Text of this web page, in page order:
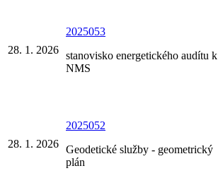
28. 1. 2026
2025053
stanovisko energetického audítu k
NMS
28. 1. 2026
2025052
Geodetické služby - geometrický
plán